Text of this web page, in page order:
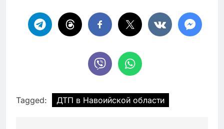
Tagged: ДТП в Навоийской области